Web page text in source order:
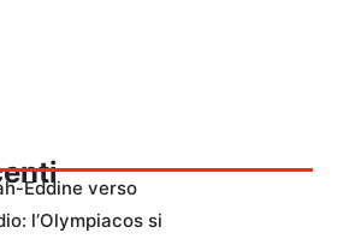
Eddine verso
l’Olympiacos si